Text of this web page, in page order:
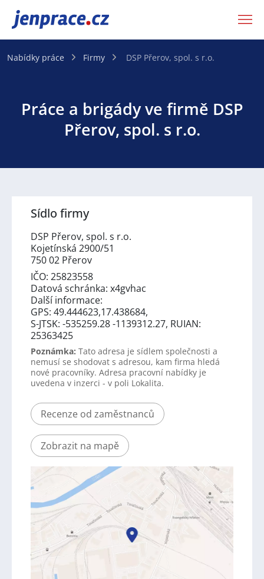
JenPráce.cz
Nabídky práce Firmy DSP Přerov, spol. s r.o.
Práce a brigády ve firmě DSP
Přerov, spol. s r.o.
Sídlo firmy
DSP Přerov, spol. s r.o.
Kojetínská 2900/51
750 02 Přerov
IČO: 25823558
Datová schránka: x4gvhac
Další informace:
GPS: 49.444623,17.438684,
S-JTSK: -535259.28 -1139312.27, RUIAN:
25363425
Poznámka: Tato adresa je sídlem společnosti a
nemusí se shodovat s adresou, kam firma hledá
nové pracovníky. Adresa pracovní nabídky je
uvedena v inzerci - v poli Lokalita.
Recenze od zaměstnanců
Zobrazit na mapě